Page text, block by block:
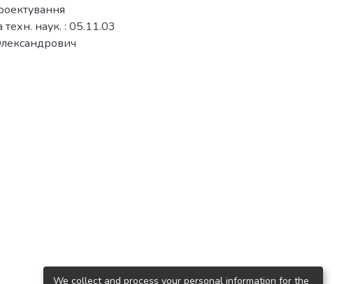
техн. наук. : 05.11.03
We collect and process your personal information for the